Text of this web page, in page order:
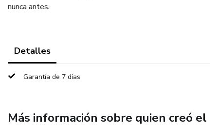
nunca antes.
Detalles
Garantía de 7 días
Más información sobre quien creó el